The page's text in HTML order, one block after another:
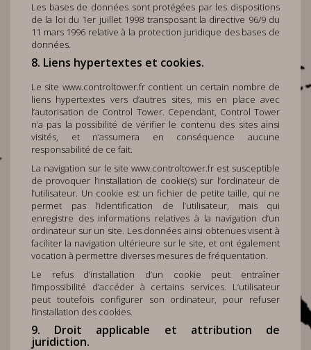
Les bases de données sont protégées par les dispositions
de la loi du 1er juillet 1998 transposant la directive 96/9 du
11 mars 1996 relative à la protection juridique des bases de
données.
8. Liens hypertextes et cookies.
Le site www.controltower.frcontient un certain nombre de
liens hypertextes vers d’autres sites, mis en place avec
l’autorisation de Control Tower. Cependant, Control Tower
n’a pas la possibilité de vérifier le contenu des sites ainsi
visités, et n’assumera en conséquence aucune
responsabilité de ce fait.
La navigation sur le sitewww.controltower.fr est susceptible
de provoquer l’installation de cookie(s) sur l’ordinateur de
l’utilisateur. Un cookie est un fichier de petite taille, qui ne
permet pas l’identification de l’utilisateur, mais qui
enregistre des informations relatives à la navigation d’un
ordinateur sur un site. Les données ainsi obtenues visent à
faciliter la navigation ultérieure sur le site, et ont également
vocation à permettre diverses mesures de fréquentation.
Le refus d’installation d’un cookie peut entraîner
l’impossibilité d’accéder à certains services. L’utilisateur
peut toutefois configurer son ordinateur, pour refuser
l’installation des cookies.
9. Droit applicable et attribution de
juridiction.